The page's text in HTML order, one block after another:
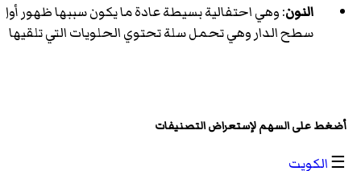
النون: وهي احتفالية بسيطة عادة ما يكون سببها ظهور
سطح الدار وهي تحمل سلة تحتوي الحلويات التي
أضغط على السهم لإستعراض التصنيفات
☰الكويت